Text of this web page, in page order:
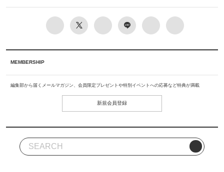
MEMBERSHIP
編集部から届くメールマガジン、会員限定プレゼントや特別イベントへの応募など特典が満載
新規会員登録